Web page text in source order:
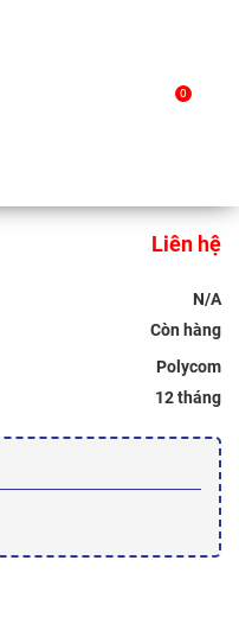
0
EagleEye Mini Camera
Liên hệ
N/A
Polycom
12 tháng